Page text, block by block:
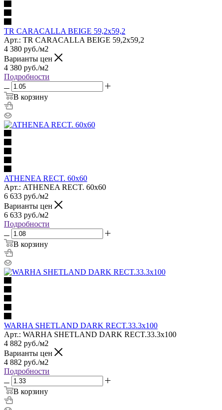
TR CARACALLA BEIGE 59,2x59,2
Арт.: TR CARACALLA BEIGE 59,2x59,2
4 380 руб./м2
Варианты цен
4 380 руб./м2
Подробности
В корзину
ATHENEA RECT. 60x60
Арт.: ATHENEA RECT. 60x60
6 633 руб./м2
Варианты цен
6 633 руб./м2
Подробности
В корзину
WARHA SHETLAND DARK RECT.33.3x100
Арт.: WARHA SHETLAND DARK RECT.33.3x100
4 882 руб./м2
Варианты цен
4 882 руб./м2
Подробности
В корзину